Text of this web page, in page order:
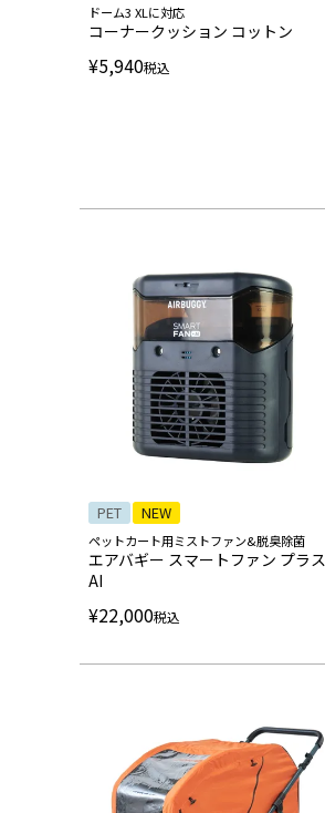
ドーム3 XLに対応
コーナークッション コットン
¥5,940税込
PET NEW
ペットカート用ミストファン&脱臭除菌
エアバギー スマートファン プラス
AI
¥22,000税込